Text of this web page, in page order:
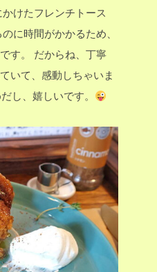
けたフレンチトース
に時間がかかるため、
す。
だからね、丁寧
いて、感動しちゃいま
し、嬉しいです。